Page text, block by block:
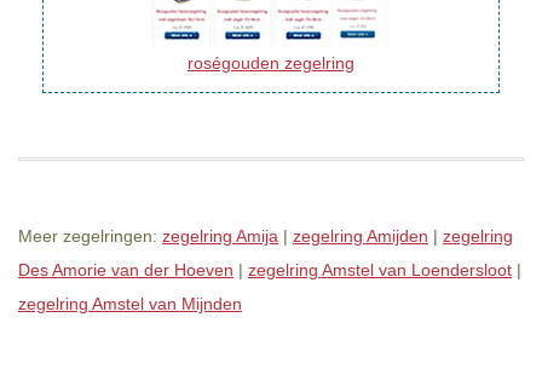
roségouden zegelring
Meer zegelringen: zegelring Amija | zegelring Amijden | zegelring
Des Amorie van der Hoeven | zegelring Amstel van Loendersloot |
zegelring Amstel van Mijnden